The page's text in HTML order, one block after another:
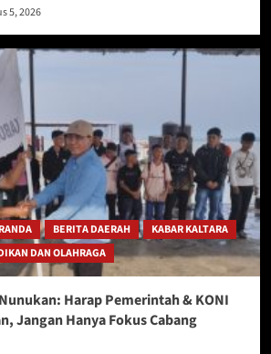
5, 2026
BERITA DAERAH
KABAR KALTARA
DAN OLAHRAGA
Harap Pemerintah & KONI
Jangan Hanya Fokus Cabang